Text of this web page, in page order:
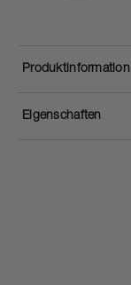
Eigenschaften
Produktinformation